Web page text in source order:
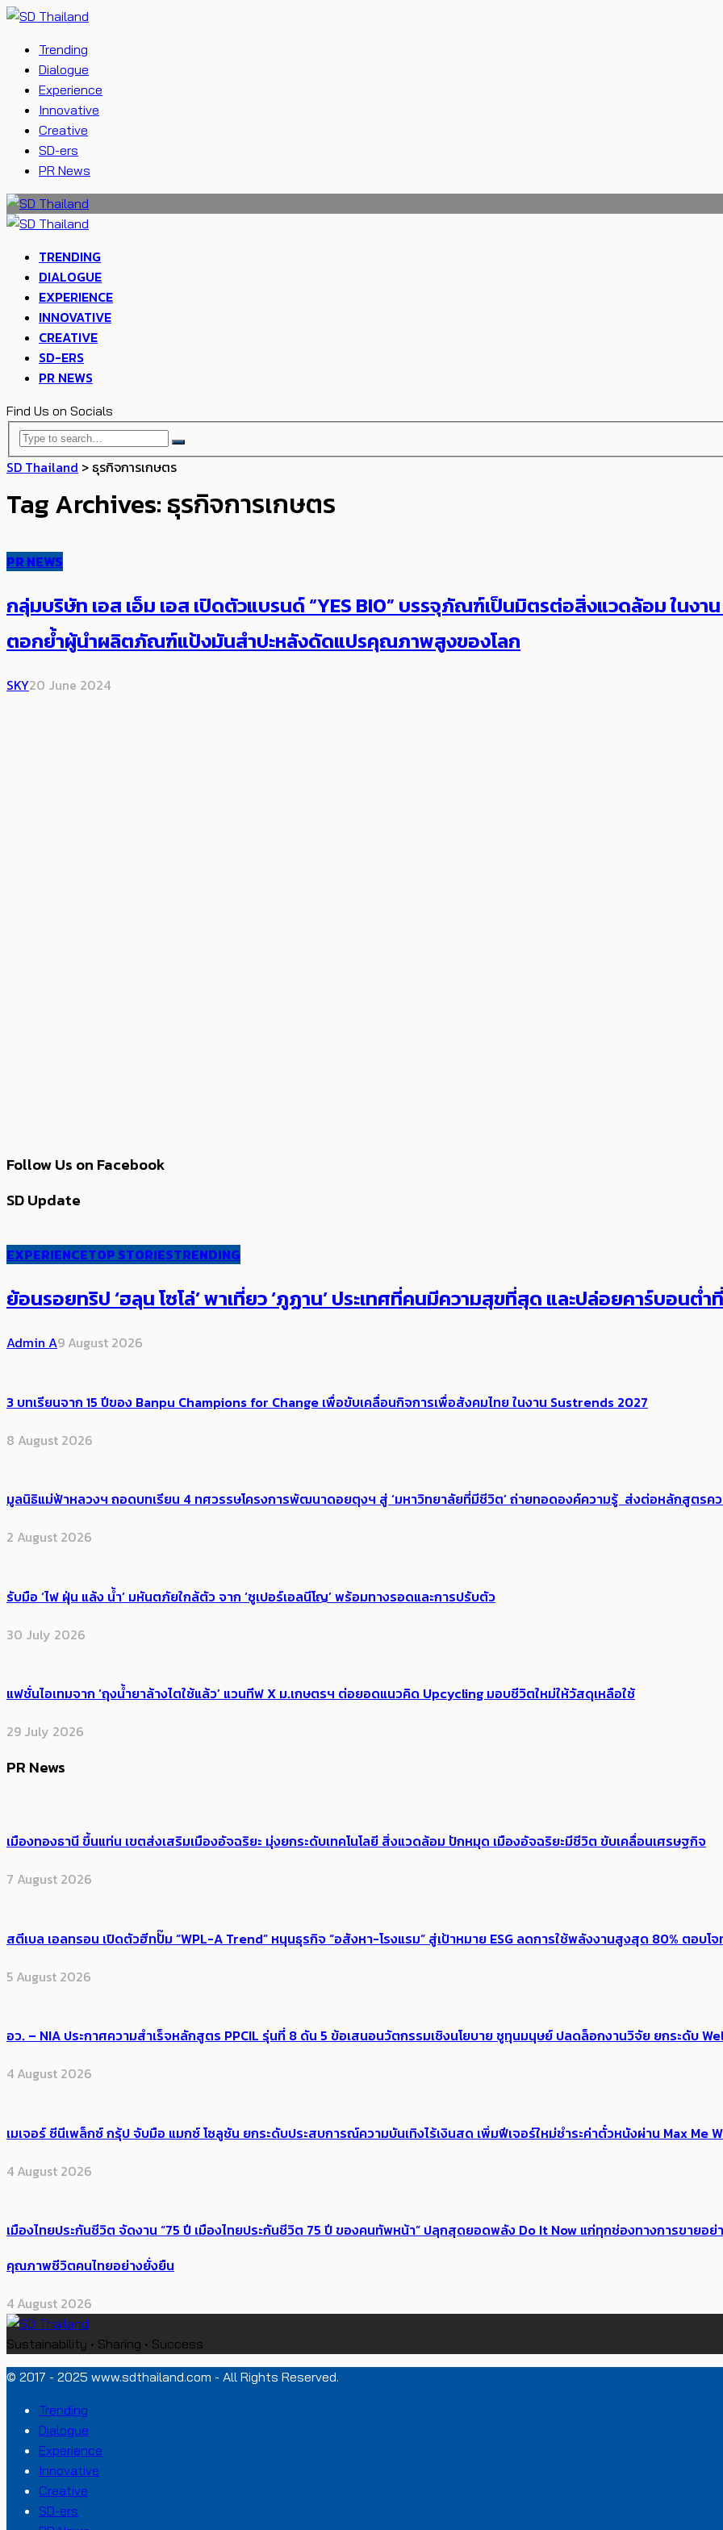
Trending
Dialogue
Experience
Innovative
Creative
SD-ers
PR News
TRENDING
DIALOGUE
EXPERIENCE
INNOVATIVE
CREATIVE
SD-ERS
PR NEWS
Find Us on Socials
SD Thailand > ธุรกิจการเกษตร
Tag Archives: ธุรกิจการเกษตร
PR NEWS
กลุ่มบริษัท เอส เอ็ม เอส เปิดตัวแบรนด์ “YES BIO” บรรจุภัณฑ์เป็นมิตรต่อสิ่งแวดล้อม ในงา
ตอกย้ำผู้นำผลิตภัณฑ์แป้งมันสำปะหลังดัดแปรคุณภาพสูงของโลก
SKY20 June 2024
Follow Us on Facebook
SD Update
EXPERIENCETOP STORIESTRENDING
ย้อนรอยทริป ‘ฮลุน โซโล่’ ​​พาเที่ยว ‘ภูฏาน’ ประเทศ​ที่คน​มีความสุข​ที่สุด​​ และปล่อยคาร์​บอนต่ำ
Admin A9 August 2026
3 บทเรียนจาก 15 ปีของ Banpu Champions for Change เพื่อขับเคลื่อนกิจการเพื่อสังคมไทย ในงาน Sustrends 2027
8 August 2026
มูลนิธิแม่ฟ้าหลวงฯ ถอดบทเรียน 4 ทศวรรษโครงการพัฒนาดอยตุงฯ สู่ ‘มหาวิทยาลัยที่มีชีวิต’ ถ่ายทอดองค์ความรู้ ส่งต่อหลักสูตรค
2 August 2026
รับมือ ‘ไฟ ฝุ่น แล้ง น้ำ’ มหันตภัยใกล้ตัว จาก ‘ซูเปอร์เอลนีโญ’ พร้อมทางรอดและการปรับตัว
30 July 2026
แฟชั่นไอเทมจาก ‘ถุงน้ำยาล้างไตใช้แล้ว’ แวนทีฟ X ม.เกษตรฯ ต่อยอดแนวคิด Upcycling มอบชีวิตใหม่ให้วัสดุเหลือใช้
29 July 2026
PR News
เมืองทองธานี ขึ้นแท่น เขตส่งเสริมเมืองอัจฉริยะ มุ่งยกระดับเทคโนโลยี สิ่งแวดล้อม ปักหมุด เมืองอัจฉริยะมีชีวิต ขับเคลื่อนเศรษฐกิจ
7 August 2026
สตีเบล เอลทรอน เปิดตัวฮีทปั๊ม “WPL-A Trend” หนุนธุรกิจ “อสังหา-โรงแรม” สู่เป้าหมาย ESG ลดการใช้พลังงานสูงสุด 80% ตอบโ
5 August 2026
อว. – NIA ประกาศความสำเร็จหลักสูตร PPCIL รุ่นที่ 8 ดัน 5 ข้อเสนอนวัตกรรมเชิงนโยบาย ชูทุนมนุษย์ ปลดล็อกงานวิจัย ยกระดับ
4 August 2026
เมเจอร์ ซีนีเพล็กซ์ กรุ้ป จับมือ แมกซ์ โซลูชัน ยกระดับประสบการณ์ความบันเทิงไร้เงินสด เพิ่มฟีเจอร์ใหม่ชำระค่าตั๋วหนังผ่าน Max
4 August 2026
เมืองไทยประกันชีวิต จัดงาน “75 ปี เมืองไทยประกันชีวิต 75 ปี ของคนทัพหน้า” ปลุกสุดยอดพลัง Do It Now แก่ทุกช่องทางการขาย
คุณภาพชีวิตคนไทยอย่างยั่งยืน
4 August 2026
Sustainability • Sharing • Success
© 2017 - 2025 www.sdthailand.com - All Rights Reserved.
Trending
Dialogue
Experience
Innovative
Creative
SD-ers